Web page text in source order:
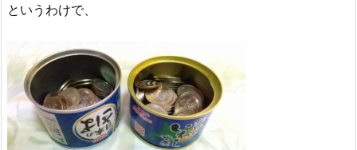
というわけで、